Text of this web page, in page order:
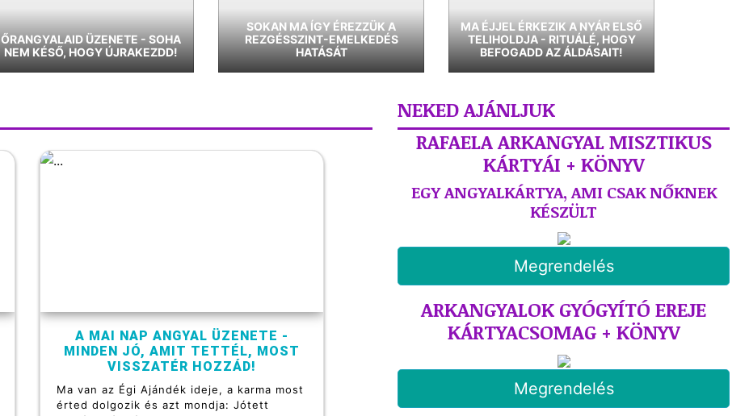
ŐRANGYALAID ÜZENETE - SOHA
NEM KÉSŐ, HOGY ÚJRAKEZDD!
SOKAN MA ÍGY ÉREZZÜK A
REZGÉSSZINT-EMELKEDÉS
HATÁSÁT
MA ÉJJEL ÉRKEZIK A NYÁR ELSŐ
TELIHOLDJA - RITUÁLÉ, HOGY
BEFOGADD AZ ÁLDÁSAIT!
A MAI NAP ANGYAL ÜZENETE -
MINDEN JÓ, AMIT TETTÉL, MOST
VISSZATÉR HOZZÁD!
Ma van az Égi Ajándék ideje, a karma most
érted dolgozik és azt mondja: Jótett
NEKED AJÁNLJUK
RAFAELA ARKANGYAL MISZTIKUS
KÁRTYÁI + KÖNYV
EGY ANGYALKÁRTYA, AMI CSAK NŐKNEK
KÉSZÜLT
Megrendelés
ARKANGYALOK GYÓGYÍTÓ EREJE
KÁRTYACSOMAG + KÖNYV
Megrendelés